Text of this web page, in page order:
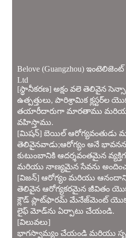
Belove (Guangzhou)
Ltd
[స్థానీకరణ] అక్షం వలె తెలివైన
ఉత్పత్తులు, పారిశ్రామిక క్లస్టర్‌ల
తయారీదారుగా మారతాము మరియు
వహిస్తాము.
[మిషన్] బెయిల్ ఆరోగ్యవంతుడు
తెలివైనవాడు;ఆరోగ్యం అనే
కుటుంబానికి ఆదర్శవంతమైన
మరియు నాణ్యమైన సేవను
[విజన్] ఆరోగ్యం మరియు ఆనందాన్ని
తెలివైన ఆరోగ్యకరమైన జీవితం
క్లౌడ్ ప్లాట్‌ఫారమ్ మేనేజ్‌మెంట్ యొక్క
లైఫ్ మోడ్‌ను ఏర్పాటు చేయండి.
[విలువలు]
భాగస్వామ్యం చేయండి మరియు